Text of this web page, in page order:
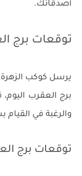
أصدقائك.
توقعات برج
يرسل كوكب
برج العقرب
والرغبة في
توقعات برج